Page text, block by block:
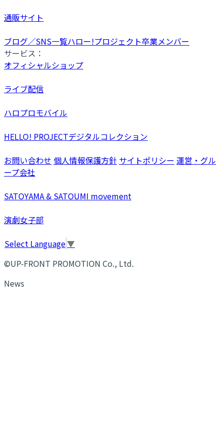
通販サイト
ブログ／SNS一覧ハロー!プロジェクト卒業メンバー
サービス：
オフィシャルショップ
ライブ配信
ハロプロモバイル
HELLO! PROJECTデジタルコレクション
お問い合わせ 個人情報保護方針 サイトポリシー 運営・グル
ープ会社
SATOYAMA & SATOUMI movement
演劇女子部
Select Language▼
©UP-FRONT PROMOTION Co., Ltd.
News